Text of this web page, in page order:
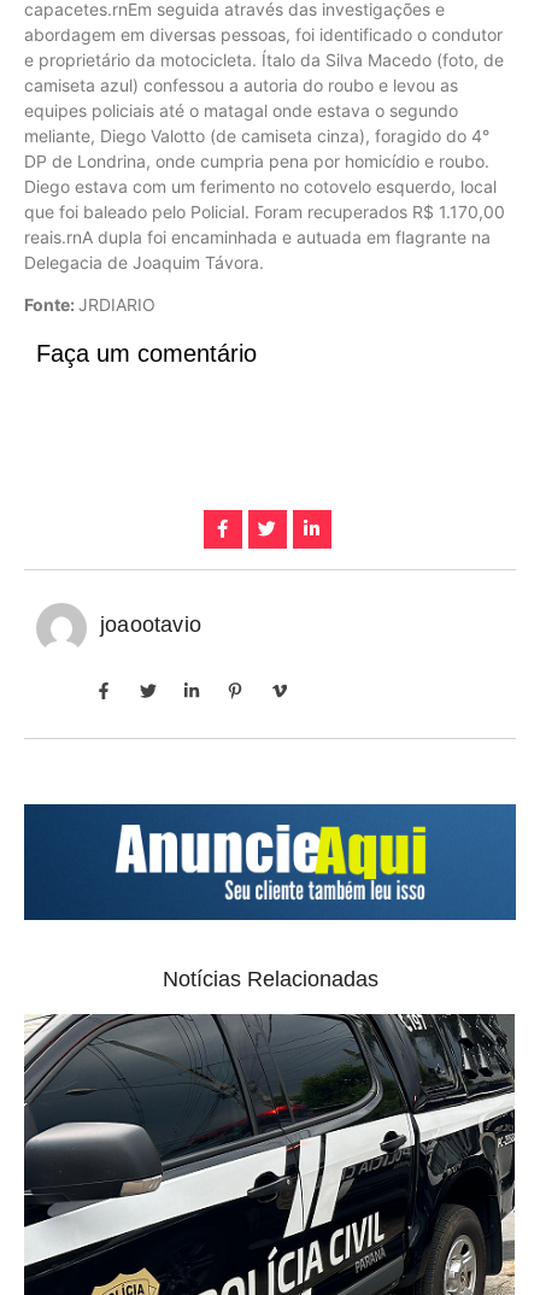
capacetes.rnEm seguida através das investigações e
abordagem em diversas pessoas, foi identificado o condutor
e proprietário da motocicleta. Ítalo da Silva Macedo (foto, de
camiseta azul) confessou a autoria do roubo e levou as
equipes policiais até o matagal onde estava o segundo
meliante, Diego Valotto (de camiseta cinza), foragido do 4°
DP de Londrina, onde cumpria pena por homicídio e roubo.
Diego estava com um ferimento no cotovelo esquerdo, local
que foi baleado pelo Policial. Foram recuperados R$ 1.170,00
reais.rnA dupla foi encaminhada e autuada em flagrante na
Delegacia de Joaquim Távora.
Fonte: JRDIARIO
Faça um comentário
joaootavio
Notícias Relacionadas